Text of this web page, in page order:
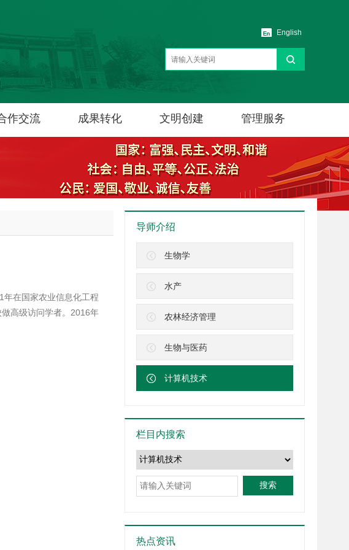
English
作交流 成果转化 文明创建 管理服务
导师介绍
生物学
水产
农林经济管理
生物与医药
计算机技术
栏目内搜索
搜索
热点资讯
年在国家农业信息化工程
高级访问学者。2016年